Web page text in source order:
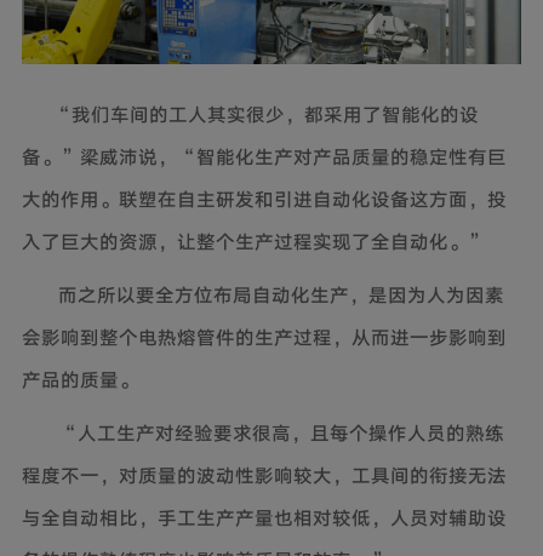
“我们车间的工人其实很少，都采用了智能化的设
备。”梁威沛说，“智能化生产对产品质量的稳定性有巨
大的作用。联塑在自主研发和引进自动化设备这方面，投
入了巨大的资源，让整个生产过程实现了全自动化。”
而之所以要全方位布局自动化生产，是因为人为因素
会影响到整个电热熔管件的生产过程，从而进一步影响到
产品的质量。
“人工生产对经验要求很高，且每个操作人员的熟练
程度不一，对质量的波动性影响较大，工具间的衔接无法
与全自动相比，手工生产产量也相对较低，人员对辅助设